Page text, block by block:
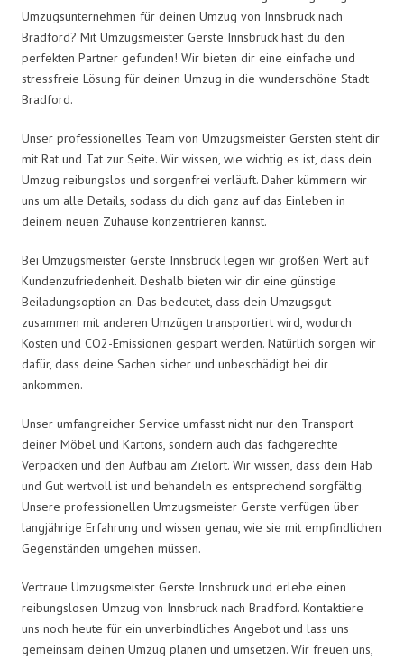
Umzugsunternehmen für deinen Umzug von Innsbruck nach
Bradford? Mit Umzugsmeister Gerste Innsbruck hast du den
perfekten Partner gefunden! Wir bieten dir eine einfache und
stressfreie Lösung für deinen Umzug in die wunderschöne Stadt
Bradford.
Unser professionelles Team von Umzugsmeister Gersten steht dir
mit Rat und Tat zur Seite. Wir wissen, wie wichtig es ist, dass dein
Umzug reibungslos und sorgenfrei verläuft. Daher kümmern wir
uns um alle Details, sodass du dich ganz auf das Einleben in
deinem neuen Zuhause konzentrieren kannst.
Bei Umzugsmeister Gerste Innsbruck legen wir großen Wert auf
Kundenzufriedenheit. Deshalb bieten wir dir eine günstige
Beiladungsoption an. Das bedeutet, dass dein Umzugsgut
zusammen mit anderen Umzügen transportiert wird, wodurch
Kosten und CO2-Emissionen gespart werden. Natürlich sorgen wir
dafür, dass deine Sachen sicher und unbeschädigt bei dir
ankommen.
Unser umfangreicher Service umfasst nicht nur den Transport
deiner Möbel und Kartons, sondern auch das fachgerechte
Verpacken und den Aufbau am Zielort. Wir wissen, dass dein Hab
und Gut wertvoll ist und behandeln es entsprechend sorgfältig.
Unsere professionellen Umzugsmeister Gerste verfügen über
langjährige Erfahrung und wissen genau, wie sie mit empfindlichen
Gegenständen umgehen müssen.
Vertraue Umzugsmeister Gerste Innsbruck und erlebe einen
reibungslosen Umzug von Innsbruck nach Bradford. Kontaktiere
uns noch heute für ein unverbindliches Angebot und lass uns
gemeinsam deinen Umzug planen und umsetzen. Wir freuen uns,